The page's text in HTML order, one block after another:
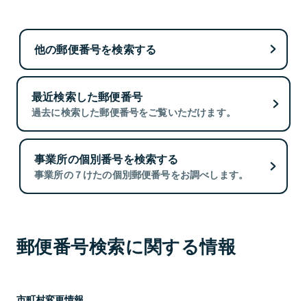
他の郵便番号を検索する
最近検索した郵便番号
過去に検索した郵便番号をご覧いただけます。
事業所の個別番号を検索する
事業所の７けたの個別郵便番号をお調べします。
郵便番号検索に関する情報